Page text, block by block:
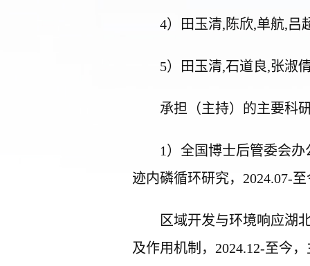
4）田玉清,陈欣,单航,吕
5） 田玉清,石道良,张淑
承担（主持）的主要科
1 ） 全国博士后管委会
迹内磷循环研究， 2024.07-
区域开发与环境响应湖
及作用机制， 2024.12-至今，